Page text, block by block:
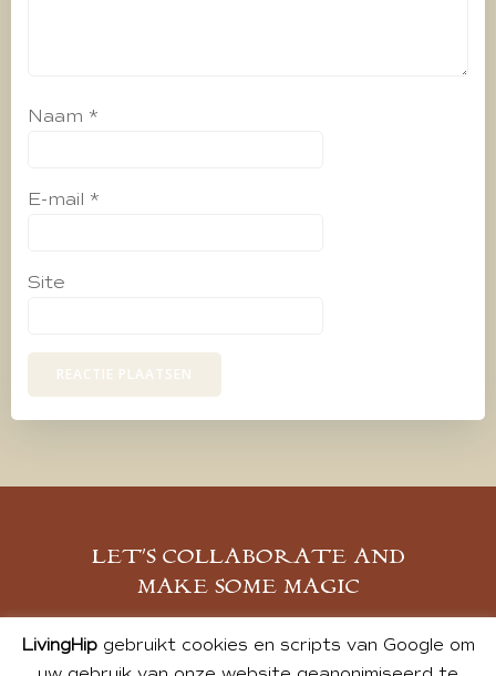
Naam *
E-mail *
Site
LET’S COLLABORATE AND
MAKE SOME MAGIC
MELD JE AAN
LivingHipgebruikt cookies en scripts van Google om